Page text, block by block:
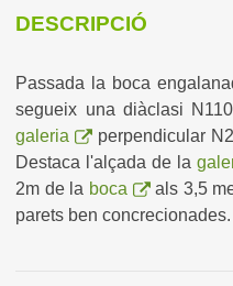
DESCRIPCIÓ
Passada la boca
segueix una diàclasi
galeria
perpendicular
Destaca l'alçada de la
2m de la boca als 3,5
parets ben concrecionades.